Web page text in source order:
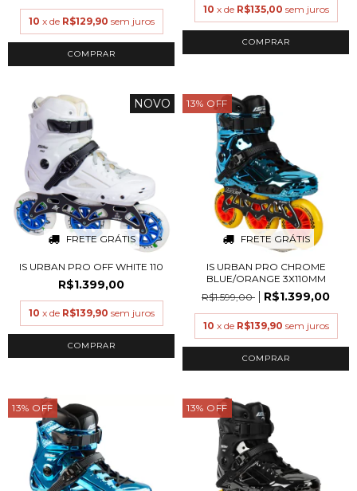
10 x de R$129,90 sem juros
COMPRAR
10 x de R$135,00 sem juros
COMPRAR
FRETE GRÁTIS
NOVO
IS URBAN PRO OFF WHITE 110
R$1.399,00
10 x de R$139,90 sem juros
COMPRAR
13% OFF
FRETE GRÁTIS
IS URBAN PRO CHROME
BLUE/ORANGE 3X110MM
R$1.599,00
R$1.399,00
10 x de R$139,90 sem juros
COMPRAR
13% OFF 13% OFF